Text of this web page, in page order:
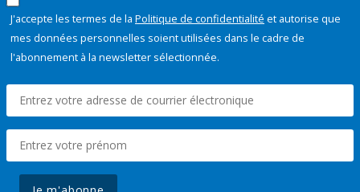
J'accepte les termes de la Politique de confidentialité et autorise que
mes données personnelles soient utilisées dans le cadre de
l'abonnement à la newsletter sélectionnée.